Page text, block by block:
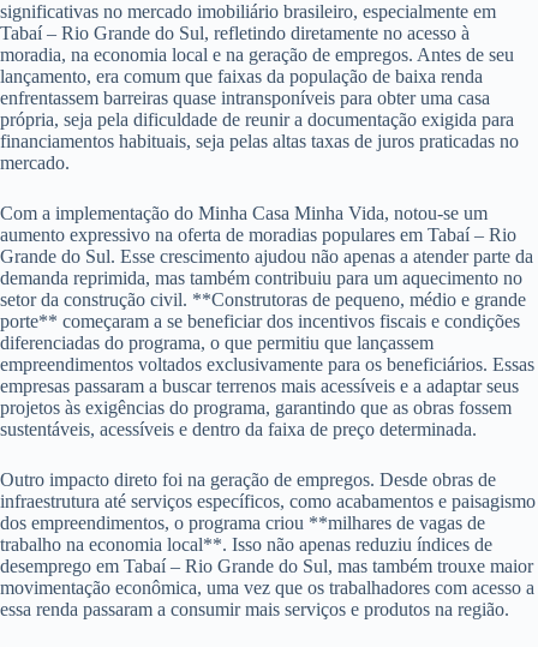
significativas no mercado imobiliário brasileiro, especialmente em
Tabaí – Rio Grande do Sul, refletindo diretamente no acesso à
moradia, na economia local e na geração de empregos. Antes de seu
lançamento, era comum que faixas da população de baixa renda
enfrentassem barreiras quase intransponíveis para obter uma casa
própria, seja pela dificuldade de reunir a documentação exigida para
financiamentos habituais, seja pelas altas taxas de juros praticadas no
mercado.
Com a implementação do Minha Casa Minha Vida, notou-se um
aumento expressivo na oferta de moradias populares em Tabaí – Rio
Grande do Sul. Esse crescimento ajudou não apenas a atender parte da
demanda reprimida, mas também contribuiu para um aquecimento no
setor da construção civil. **Construtoras de pequeno, médio e grande
porte** começaram a se beneficiar dos incentivos fiscais e condições
diferenciadas do programa, o que permitiu que lançassem
empreendimentos voltados exclusivamente para os beneficiários. Essas
empresas passaram a buscar terrenos mais acessíveis e a adaptar seus
projetos às exigências do programa, garantindo que as obras fossem
sustentáveis, acessíveis e dentro da faixa de preço determinada.
Outro impacto direto foi na geração de empregos. Desde obras de
infraestrutura até serviços específicos, como acabamentos e paisagismo
dos empreendimentos, o programa criou **milhares de vagas de
trabalho na economia local**. Isso não apenas reduziu índices de
desemprego em Tabaí – Rio Grande do Sul, mas também trouxe maior
movimentação econômica, uma vez que os trabalhadores com acesso a
essa renda passaram a consumir mais serviços e produtos na região.